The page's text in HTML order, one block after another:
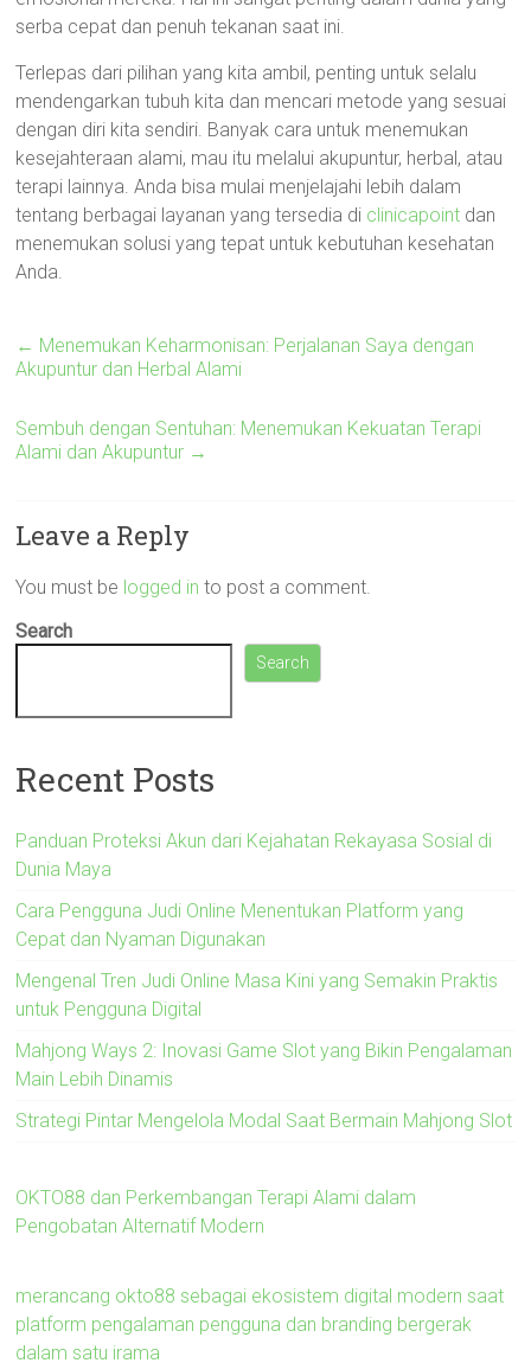
serba cepat dan penuh tekanan saat ini.
Terlepas dari pilihan yang kita ambil, penting untuk selalu
mendengarkan tubuh kita dan mencari metode yang sesuai
dengan diri kita sendiri. Banyak cara untuk menemukan
kesejahteraan alami, mau itu melalui akupuntur, herbal, atau
terapi lainnya. Anda bisa mulai menjelajahi lebih dalam
tentang berbagai layanan yang tersedia di clinicapoint dan
menemukan solusi yang tepat untuk kebutuhan kesehatan
Anda.
← Menemukan Keharmonisan: Perjalanan Saya dengan
Akupuntur dan Herbal Alami
Sembuh dengan Sentuhan: Menemukan Kekuatan Terapi
Alami dan Akupuntur →
Leave a Reply
You must be logged in to post a comment.
Search
Search
Recent Posts
Panduan Proteksi Akun dari Kejahatan Rekayasa Sosial di
Dunia Maya
Cara Pengguna Judi Online Menentukan Platform yang
Cepat dan Nyaman Digunakan
Mengenal Tren Judi Online Masa Kini yang Semakin Praktis
untuk Pengguna Digital
Mahjong Ways 2: Inovasi Game Slot yang Bikin Pengalaman
Main Lebih Dinamis
Strategi Pintar Mengelola Modal Saat Bermain Mahjong Slot
OKTO88 dan Perkembangan Terapi Alami dalam
Pengobatan Alternatif Modern
merancang okto88 sebagai ekosistem digital modern saat
platform pengalaman pengguna dan branding bergerak
dalam satu irama